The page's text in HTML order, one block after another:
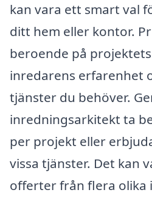
kan vara ett smart val
ditt hem eller kontor.
beroende på
inredarens erfarenhet
tjänster du behöver.
inredningsarkitekt ta
per projekt eller
vissa tjänster. Det kan
offerter från flera olika